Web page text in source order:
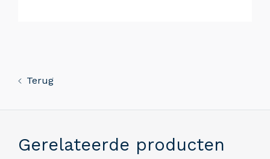
Terug
Gerelateerde producten